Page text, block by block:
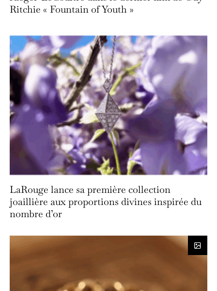
Ritchie « Fountain of Youth »
LaRouge lance sa première collection
joaillière aux proportions divines inspirée du
nombre d’or